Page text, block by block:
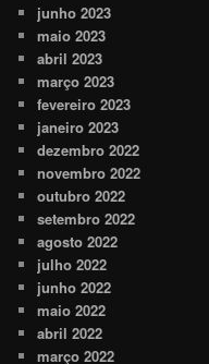
junho 2023
maio 2023
abril 2023
março 2023
fevereiro 2023
janeiro 2023
dezembro 2022
novembro 2022
outubro 2022
setembro 2022
agosto 2022
julho 2022
junho 2022
maio 2022
abril 2022
março 2022